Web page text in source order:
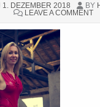
1. DEZEMBER 2018 BY
LEAVE A COMMENTON